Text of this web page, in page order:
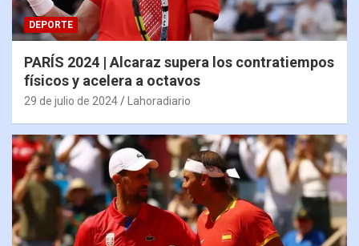
DEPORTE
PARÍS 2024 | Alcaraz supera los contratiempos
físicos y acelera a octavos
29 de julio de 2024 Lahoradiario